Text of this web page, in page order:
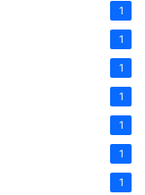
1
1
1
1
1
1
1